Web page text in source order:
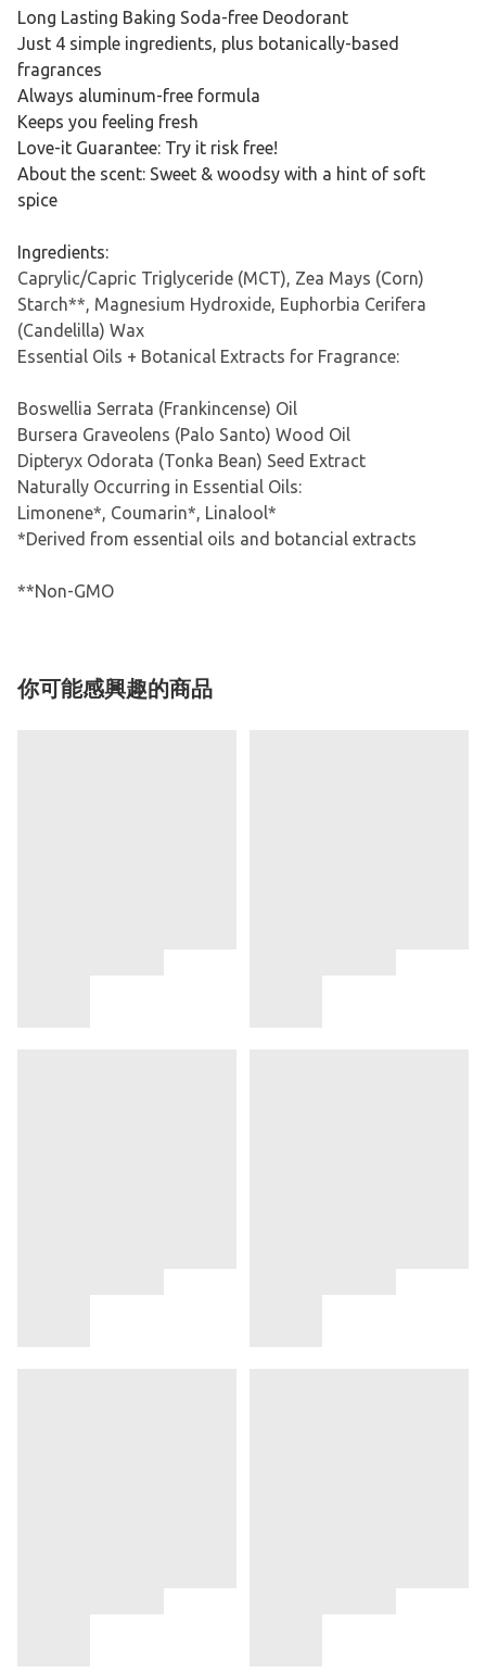
Long Lasting Baking Soda-free Deodorant
Just 4 simple ingredients, plus botanically-based
fragrances
Always aluminum-free formula
Keeps you feeling fresh
Love-it Guarantee: Try it risk free!
About the scent: Sweet & woodsy with a hint of soft
spice
Ingredients:
Caprylic/Capric Triglyceride (MCT), Zea Mays (Corn)
Starch**, Magnesium Hydroxide, Euphorbia Cerifera
(Candelilla) Wax
Essential Oils + Botanical Extracts for Fragrance:
Boswellia Serrata (Frankincense) Oil
Bursera Graveolens (Palo Santo) Wood Oil
Dipteryx Odorata (Tonka Bean) Seed Extract
Naturally Occurring in Essential Oils:
Limonene*, Coumarin*, Linalool*
*Derived from essential oils and botancial extracts
**Non-GMO
你可能感興趣的商品